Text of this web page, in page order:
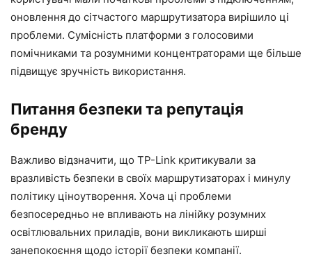
оновлення до сітчастого маршрутизатора вирішило ці
проблеми. Сумісність платформи з голосовими
помічниками та розумними концентраторами ще більше
підвищує зручність використання.
Питання безпеки та репутація
бренду
Важливо відзначити, що TP-Link критикували за
вразливість безпеки в своїх маршрутизаторах і минулу
політику ціноутворення. Хоча ці проблеми
безпосередньо не впливають на лінійку розумних
освітлювальних приладів, вони викликають ширші
занепокоєння щодо історії безпеки компанії.